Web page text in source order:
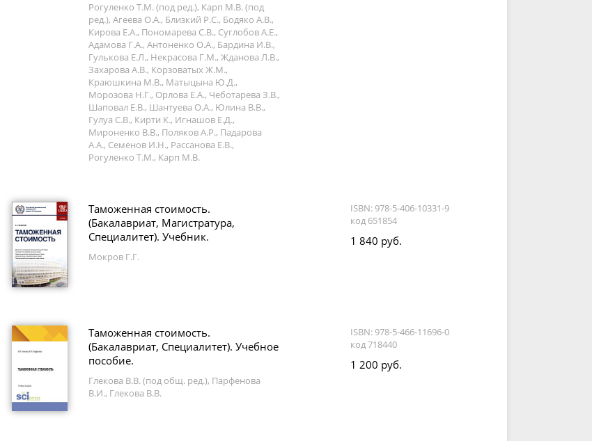
Рогуленко Т.М. (под ред.), Карп М.В. (под
ред.), Агеева О.А., Близкий Р.С., Бодяко А.В.,
Кирова Е.А., Пономарева С.В., Суглобов А.Е.,
Адамова Г.А., Антоненко О.А., Бардина И.В.,
Гулькова Е.Л., Некрасова Г.М., Жданова Л.В.,
Захарова А.В., Корзоватых Ж.М.,
Краюшкина М.В., Матыцына Ю.Д.,
Морозова Н.Г., Орлова Е.А., Чеботарева З.В.,
Шаповал Е.В., Шантуева О.А., Юлина В.В.,
Гулуа С.В., Кирти К., Игнашов Е.Д.,
Мироненко В.В., Поляков А.Р., Падарова
А.А., Семенов И.Н., Рассанова Е.В.,
Рогуленко Т.М., Карп М.В.
Таможенная стоимость.
(Бакалавриат, Магистратура,
Специалитет). Учебник.
Мокров Г.Г.
ISBN: 978-5-406-10331-9
код 651854
1 840 руб.
Таможенная стоимость.
(Бакалавриат, Специалитет). Учебное
пособие.
Глекова В.В. (под общ. ред.), Парфенова
В.И., Глекова В.В.
ISBN: 978-5-466-11696-0
код 718440
1 200 руб.